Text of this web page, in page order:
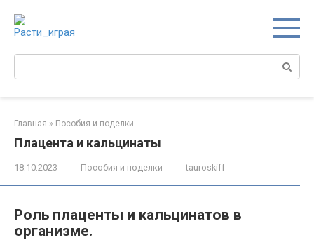
контенту
Поиск:
Главная » Пособия и поделки
Плацента и кальцинаты
18.10.2023 Пособия и поделки tauroskiff
Роль плаценты и кальцинатов в
организме.